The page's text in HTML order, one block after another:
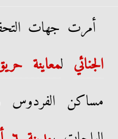
أمرت جهات
الجنائي لمعاينة
مساكن الفردوس